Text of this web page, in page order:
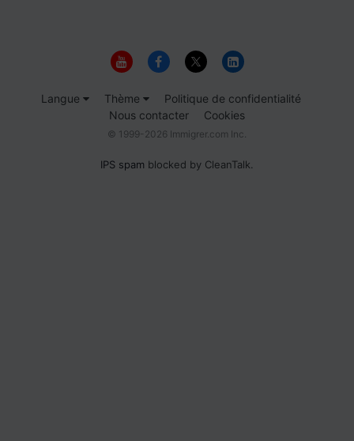
Langue Thème
Politique de confidentialité
Nous contacter
Cookies
© 1999-2026 Immigrer.com Inc.
IPS spam blocked by CleanTalk.